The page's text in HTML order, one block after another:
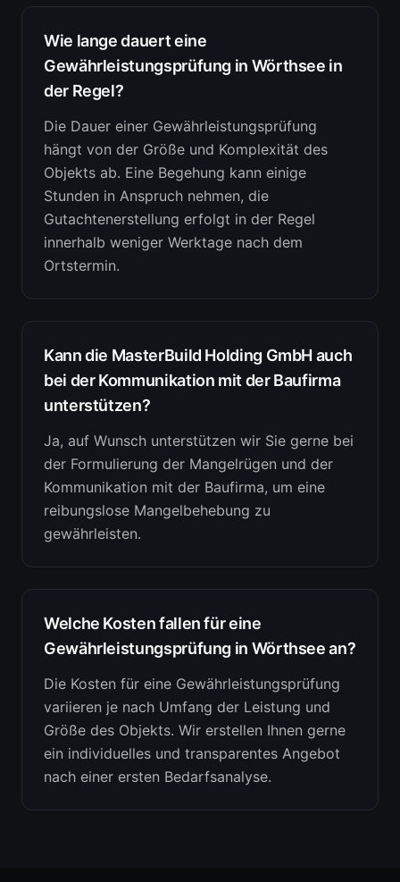
Wie lange dauert eine
Gewährleistungsprüfung in Wörthsee in
der Regel?
Die Dauer einer Gewährleistungsprüfung
hängt von der Größe und Komplexität des
Objekts ab. Eine Begehung kann einige
Stunden in Anspruch nehmen, die
Gutachtenerstellung erfolgt in der Regel
innerhalb weniger Werktage nach dem
Ortstermin.
Kann die MasterBuild Holding GmbH auch
bei der Kommunikation mit der Baufirma
unterstützen?
Ja, auf Wunsch unterstützen wir Sie gerne bei
der Formulierung der Mangelrügen und der
Kommunikation mit der Baufirma, um eine
reibungslose Mangelbehebung zu
gewährleisten.
Welche Kosten fallen für eine
Gewährleistungsprüfung in Wörthsee an?
Die Kosten für eine Gewährleistungsprüfung
variieren je nach Umfang der Leistung und
Größe des Objekts. Wir erstellen Ihnen gerne
ein individuelles und transparentes Angebot
nach einer ersten Bedarfsanalyse.